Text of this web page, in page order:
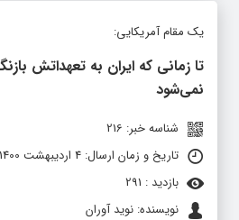
یک مقام آمریکایی:
تا زمانی که ایران به تعهداتش
نمی‌شود
شناسه خبر: 216
تاریخ و زمان ارسال: 4 اردیبهشت 1400 ساعت 10:39
بازدید : 291
نویسنده: نوید آوران